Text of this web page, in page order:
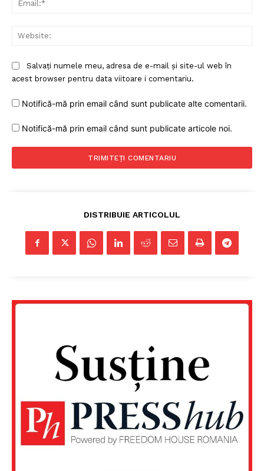
Un proiect
Despre noi / Echipa
Proiecte editoriale
Contact
Salvați numele meu, adresa de e-mail și site-ul web în
acest browser pentru data viitoare i comentariu.
Notifică-mă prin email când sunt publicate alte comentarii.
Notifică-mă prin email când sunt publicate articole noi.
DISTRIBUIE ARTICOLUL